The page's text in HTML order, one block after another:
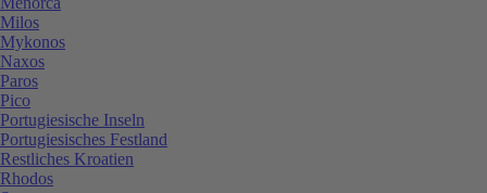
Milos
Mykonos
Naxos
Paros
Pico
Portugiesische Inseln
Portugiesisches Festland
Restliches Kroatien
Rhodos